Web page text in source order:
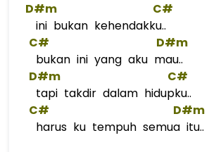
D#m
C#
ini bukan kehendakku..
C#
D#m
bukan ini yang aku mau..
D#m
C#
tapi takdir dalam hidupku..
C#
D#m
harus ku tempuh semua itu..